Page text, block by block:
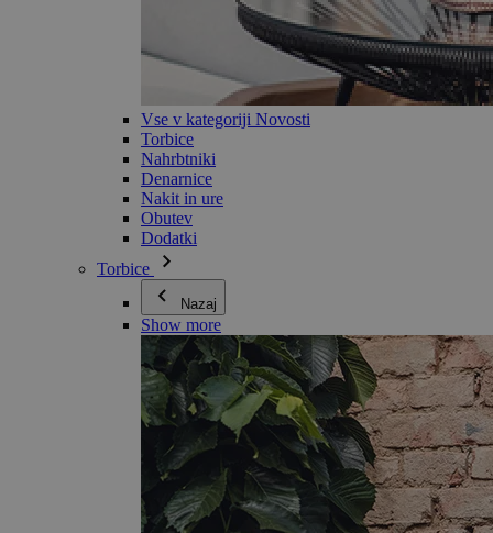
Vse v kategoriji Novosti
Torbice
Nahrbtniki
Denarnice
Nakit in ure
Obutev
Dodatki
Torbice
Nazaj
Show more